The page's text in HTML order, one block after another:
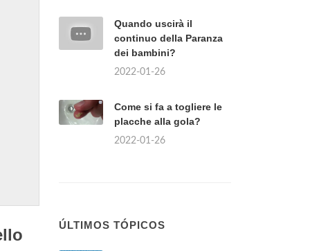
Quando uscirà il
continuo della Paranza
dei bambini?
2022-01-26
Come si fa a togliere le
placche alla gola?
2022-01-26
ÚLTIMOS TÓPICOS